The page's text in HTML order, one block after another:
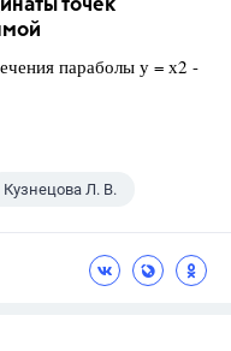
точек
параболы у = х2 -
Кузнецова Л. В.